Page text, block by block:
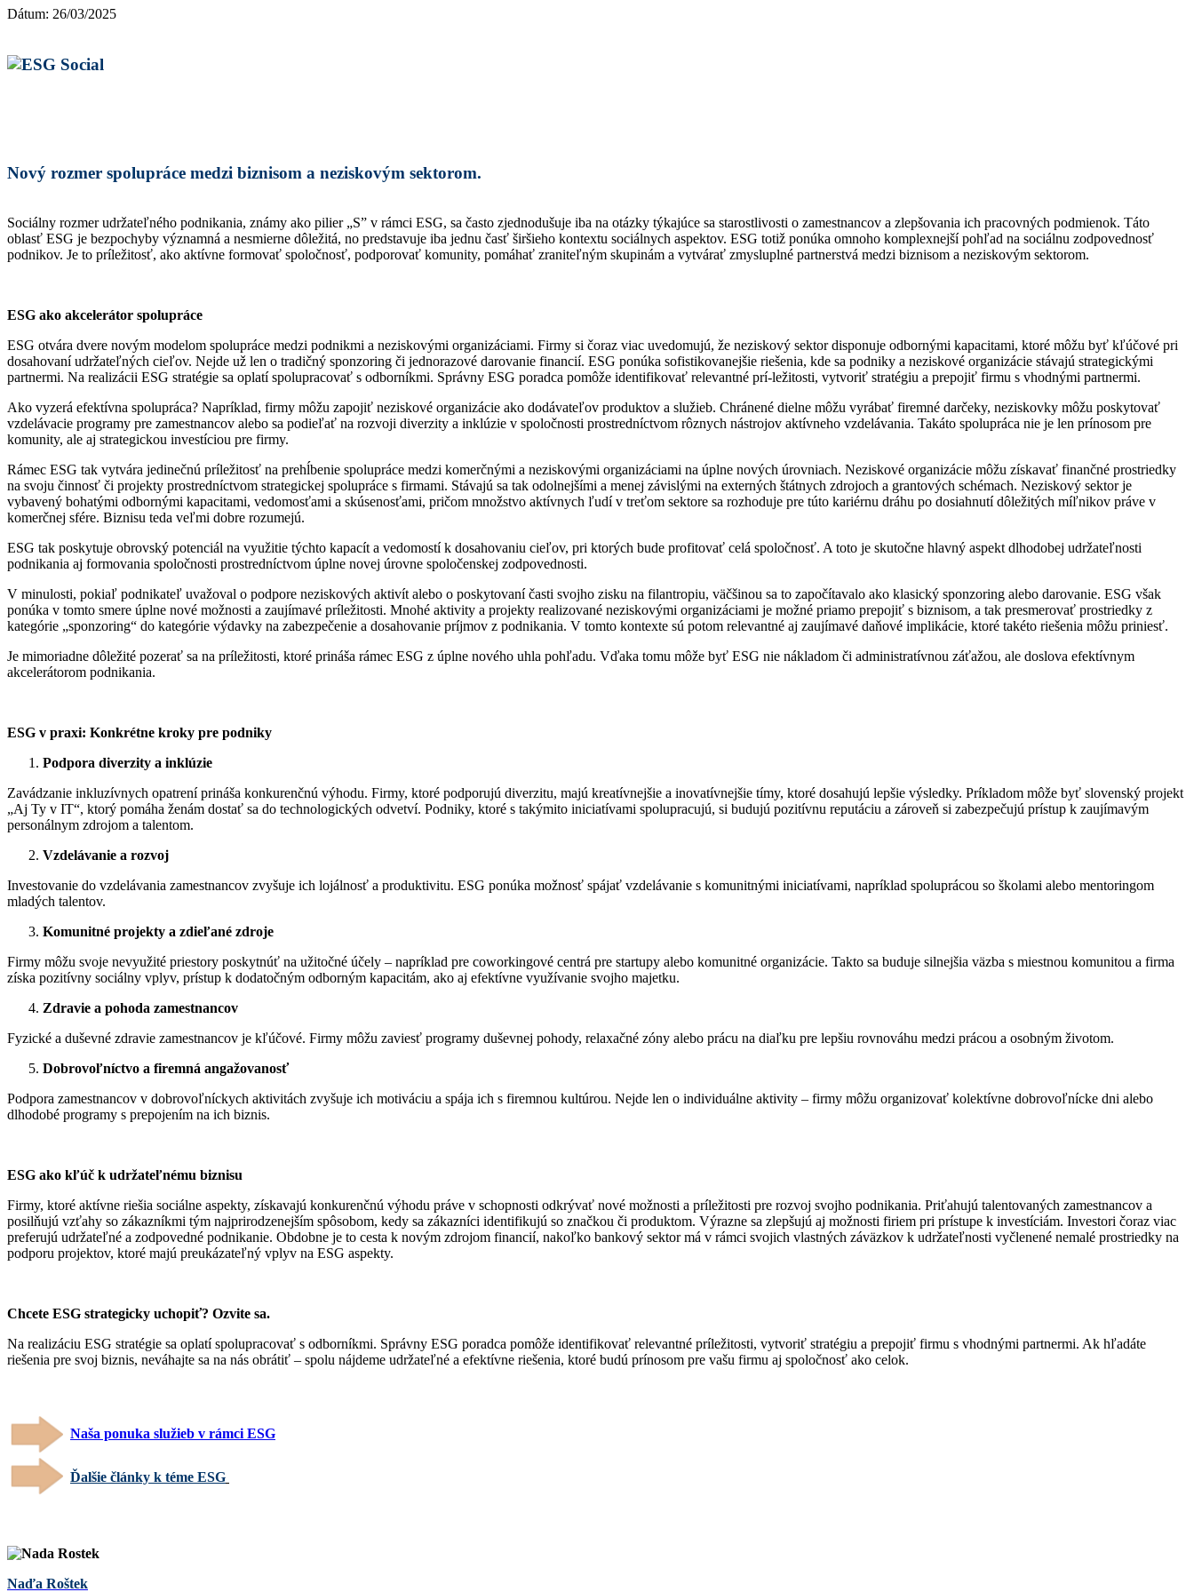
Dátum: 26/03/2025
Nový rozmer spolupráce medzi biznisom a neziskovým sektorom.
Sociálny rozmer udržateľného podnikania, známy ako pilier „S” v rámci ESG, sa často zjednodušuje iba na otázky týkajúce sa starostlivosti o zamestnancov a zlepšovania ich pracovných podmienok. Táto
oblasť ESG je bezpochyby významná a nesmierne dôležitá, no predstavuje iba jednu časť širšieho kontextu sociálnych aspektov. ESG totiž ponúka omnoho komplexnejší pohľad na sociálnu zodpovednosť
podnikov. Je to príležitosť, ako aktívne formovať spoločnosť, podporovať komunity, pomáhať zraniteľným skupinám a vytvárať zmysluplné partnerstvá medzi biznisom a neziskovým sektorom.
ESG ako akcelerátor spolupráce
ESG otvára dvere novým modelom spolupráce medzi podnikmi a neziskovými organizáciami. Firmy si čoraz viac uvedomujú, že neziskový sektor disponuje odbornými kapacitami, ktoré môžu byť kľúčové pri
dosahovaní udržateľných cieľov. Nejde už len o tradičný sponzoring či jednorazové darovanie financií. ESG ponúka sofistikovanejšie riešenia, kde sa podniky a neziskové organizácie stávajú strategickými
partnermi. Na realizácii ESG stratégie sa oplatí spolupracovať s odborníkmi. Správny ESG poradca pomôže identifikovať relevantné prí-ležitosti, vytvoriť stratégiu a prepojiť firmu s vhodnými partnermi.
Ako vyzerá efektívna spolupráca? Napríklad, firmy môžu zapojiť neziskové organizácie ako dodávateľov produktov a služieb. Chránené dielne môžu vyrábať firemné darčeky, neziskovky môžu poskytovať
vzdelávacie programy pre zamestnancov alebo sa podieľať na rozvoji diverzity a inklúzie v spoločnosti prostredníctvom rôznych nástrojov aktívneho vzdelávania. Takáto spolupráca nie je len prínosom pre
komunity, ale aj strategickou investíciou pre firmy.
Rámec ESG tak vytvára jedinečnú príležitosť na prehĺbenie spolupráce medzi komerčnými a neziskovými organizáciami na úplne nových úrovniach. Neziskové organizácie môžu získavať finančné prostriedky
na svoju činnosť či projekty prostredníctvom strategickej spolupráce s firmami. Stávajú sa tak odolnejšími a menej závislými na externých štátnych zdrojoch a grantových schémach. Neziskový sektor je
vybavený bohatými odbornými kapacitami, vedomosťami a skúsenosťami, pričom množstvo aktívnych ľudí v treťom sektore sa rozhoduje pre túto kariérnu dráhu po dosiahnutí dôležitých míľnikov práve v
komerčnej sfére. Biznisu teda veľmi dobre rozumejú.
ESG tak poskytuje obrovský potenciál na využitie týchto kapacít a vedomostí k dosahovaniu cieľov, pri ktorých bude profitovať celá spoločnosť. A toto je skutočne hlavný aspekt dlhodobej udržateľnosti
podnikania aj formovania spoločnosti prostredníctvom úplne novej úrovne spoločenskej zodpovednosti.
V minulosti, pokiaľ podnikateľ uvažoval o podpore neziskových aktivít alebo o poskytovaní časti svojho zisku na filantropiu, väčšinou sa to započítavalo ako klasický sponzoring alebo darovanie. ESG však
ponúka v tomto smere úplne nové možnosti a zaujímavé príležitosti. Mnohé aktivity a projekty realizované neziskovými organizáciami je možné priamo prepojiť s biznisom, a tak presmerovať prostriedky z
kategórie „sponzoring“ do kategórie výdavky na zabezpečenie a dosahovanie príjmov z podnikania. V tomto kontexte sú potom relevantné aj zaujímavé daňové implikácie, ktoré takéto riešenia môžu priniesť.
Je mimoriadne dôležité pozerať sa na príležitosti, ktoré prináša rámec ESG z úplne nového uhla pohľadu. Vďaka tomu môže byť ESG nie nákladom či administratívnou záťažou, ale doslova efektívnym
akcelerátorom podnikania.
ESG v praxi: Konkrétne kroky pre podniky
Podpora diverzity a inklúzie
Zavádzanie inkluzívnych opatrení prináša konkurenčnú výhodu. Firmy, ktoré podporujú diverzitu, majú kreatívnejšie a inovatívnejšie tímy, ktoré dosahujú lepšie výsledky. Príkladom môže byť slovenský projekt
„Aj Ty v IT“, ktorý pomáha ženám dostať sa do technologických odvetví. Podniky, ktoré s takýmito iniciatívami spolupracujú, si budujú pozitívnu reputáciu a zároveň si zabezpečujú prístup k zaujímavým
personálnym zdrojom a talentom.
Vzdelávanie a rozvoj
Investovanie do vzdelávania zamestnancov zvyšuje ich lojálnosť a produktivitu. ESG ponúka možnosť spájať vzdelávanie s komunitnými iniciatívami, napríklad spoluprácou so školami alebo mentoringom
mladých talentov.
Komunitné projekty a zdieľané zdroje
Firmy môžu svoje nevyužité priestory poskytnúť na užitočné účely – napríklad pre coworkingové centrá pre startupy alebo komunitné organizácie. Takto sa buduje silnejšia väzba s miestnou komunitou a firma
získa pozitívny sociálny vplyv, prístup k dodatočným odborným kapacitám, ako aj efektívne využívanie svojho majetku.
Zdravie a pohoda zamestnancov
Fyzické a duševné zdravie zamestnancov je kľúčové. Firmy môžu zaviesť programy duševnej pohody, relaxačné zóny alebo prácu na diaľku pre lepšiu rovnováhu medzi prácou a osobným životom.
Dobrovoľníctvo a firemná angažovanosť
Podpora zamestnancov v dobrovoľníckych aktivitách zvyšuje ich motiváciu a spája ich s firemnou kultúrou. Nejde len o individuálne aktivity – firmy môžu organizovať kolektívne dobrovoľnícke dni alebo
dlhodobé programy s prepojením na ich biznis.
ESG ako kľúč k udržateľnému biznisu
Firmy, ktoré aktívne riešia sociálne aspekty, získavajú konkurenčnú výhodu práve v schopnosti odkrývať nové možnosti a príležitosti pre rozvoj svojho podnikania. Priťahujú talentovaných zamestnancov a
posilňujú vzťahy so zákazníkmi tým najprirodzenejším spôsobom, kedy sa zákazníci identifikujú so značkou či produktom. Výrazne sa zlepšujú aj možnosti firiem pri prístupe k investíciám. Investori čoraz viac
preferujú udržateľné a zodpovedné podnikanie. Obdobne je to cesta k novým zdrojom financií, nakoľko bankový sektor má v rámci svojich vlastných záväzkov k udržateľnosti vyčlenené nemalé prostriedky na
podporu projektov, ktoré majú preukázateľný vplyv na ESG aspekty.
Chcete ESG strategicky uchopiť? Ozvite sa.
Na realizáciu ESG stratégie sa oplatí spolupracovať s odborníkmi. Správny ESG poradca pomôže identifikovať relevantné príležitosti, vytvoriť stratégiu a prepojiť firmu s vhodnými partnermi. Ak hľadáte
riešenia pre svoj biznis, neváhajte sa na nás obrátiť – spolu nájdeme udržateľné a efektívne riešenia, ktoré budú prínosom pre vašu firmu aj spoločnosť ako celok.
Naša ponuka služieb v rámci ESG
Ďalšie články k téme ESG
Naďa Roštek